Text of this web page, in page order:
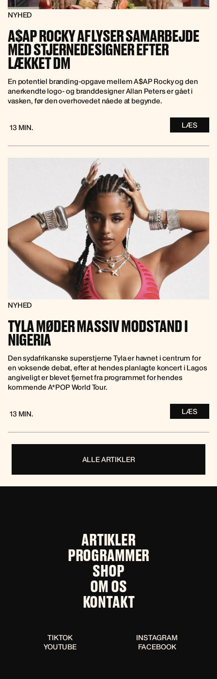
NYHED
A$AP ROCKY AFLYSER SAMARBEJDE
MED STJERNEDESIGNER EFTER
LÆKKET DM
En potentiel branding-opgave mellem A$AP Rocky og den
anerkendte logo- og branddesigner Allan Peters er gået i
vasken, før den overhovedet nåede at begynde.
13 MIN. LÆS
NYHED
TYLA MØDER MASSIV MODSTAND I
NIGERIA
Den sydafrikanske superstjerne Tyla er havnet i centrum for
en voksende debat, efter at hendes planlagte koncert i Lagos
angiveligt er blevet fjernet fra programmet for hendes
kommende A*POP World Tour.
13 MIN. LÆS
ALLE ARTIKLER
ARTIKLER
PROGRAMMER
SHOP
OM OS
KONTAKT
TIKTOK
INSTAGRAM
YOUTUBE
FACEBOOK